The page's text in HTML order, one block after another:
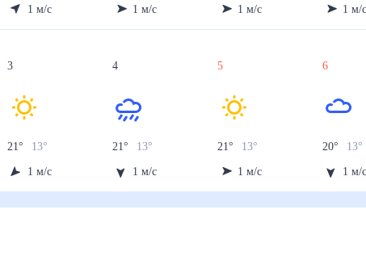
1 м/с
1 м/с
1 м/с
1 м/
3
21° 13°
1 м/с
4
21° 13°
1 м/с
5
21° 13°
1 м/с
6
20° 13°
1 м/